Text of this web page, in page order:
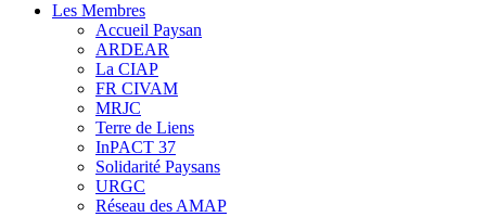
Les Membres
Accueil Paysan
ARDEAR
La CIAP
FR CIVAM
MRJC
Terre de Liens
InPACT 37
Solidarité Paysans
URGC
Réseau des AMAP